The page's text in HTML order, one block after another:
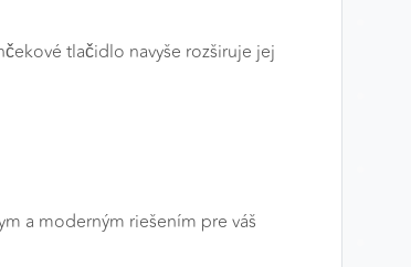
tlačidlo navyše rozširuje jej
a moderným riešením pre váš